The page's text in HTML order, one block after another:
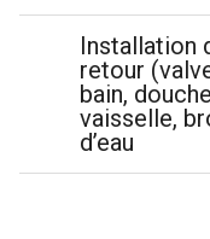
Installation
retour
bain,
vaisselle,
d’eau